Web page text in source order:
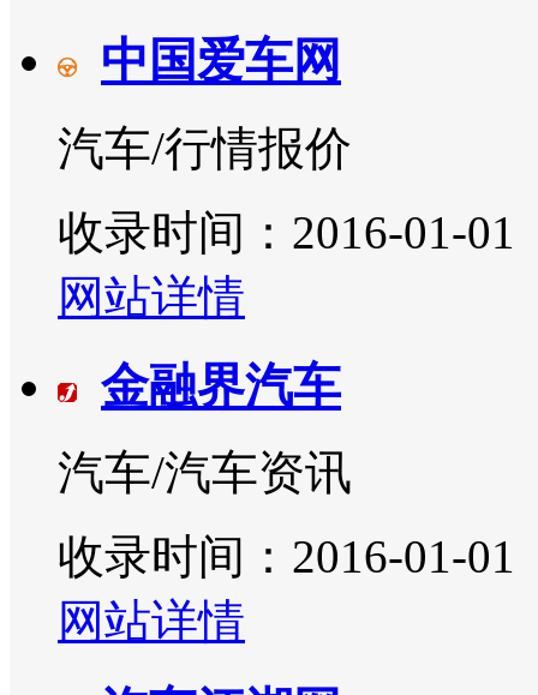
中国爱车网
汽车/行情报价
收录时间：2016-01-01
网站详情
金融界汽车
汽车/汽车资讯
收录时间：2016-01-01
网站详情